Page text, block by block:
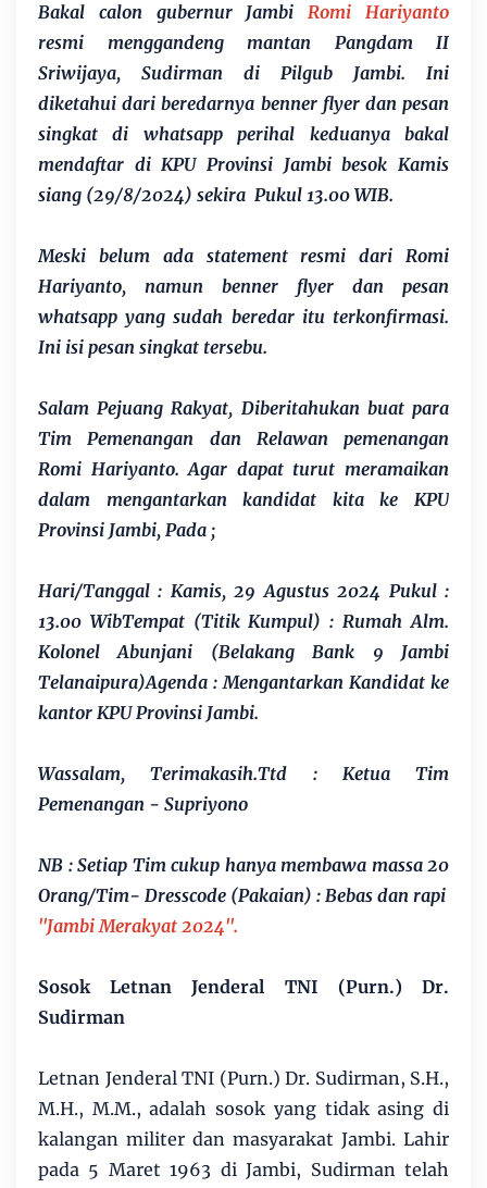
Bakal calon gubernur JambiRomi Hariyanto
resmi menggandeng mantan Pangdam II
Sriwijaya, Sudirman di Pilgub Jambi. Ini
diketahui dari beredarnya benner flyer dan pesan
singkat di whatsapp perihal keduanya bakal
mendaftar di KPU Provinsi Jambi besok Kamis
siang (29/8/2024) sekira Pukul 13.00 WIB.
Meski belum ada statement resmi dari Romi
Hariyanto, namun benner flyer dan pesan
whatsapp yang sudah beredar itu terkonfirmasi.
Ini isi pesan singkat tersebu.
Salam Pejuang Rakyat, Diberitahukan buat para
Tim Pemenangan dan Relawan pemenangan
Romi Hariyanto. Agar dapat turut meramaikan
dalam mengantarkan kandidat kita ke KPU
Provinsi Jambi, Pada ;
Hari/Tanggal : Kamis, 29 Agustus 2024 Pukul :
13.00 WibTempat (Titik Kumpul) : Rumah Alm.
Kolonel Abunjani (Belakang Bank 9 Jambi
Telanaipura)Agenda : Mengantarkan Kandidat ke
kantor KPU Provinsi Jambi.
Wassalam, Terimakasih.Ttd : Ketua Tim
Pemenangan - Supriyono
NB : Setiap Tim cukup hanya membawa massa 20
Orang/Tim- Dresscode (Pakaian) : Bebas dan rapi
"Jambi Merakyat 2024".
Sosok Letnan Jenderal TNI (Purn.) Dr.
Sudirman
Letnan Jenderal TNI (Purn.) Dr. Sudirman, S.H.,
M.H., M.M., adalah sosok yang tidak asing di
kalangan militer dan masyarakat Jambi. Lahir
pada 5 Maret 1963 di Jambi, Sudirman telah